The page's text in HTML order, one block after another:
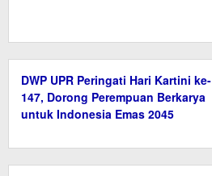
DWP UPR Peringati Hari Kartini ke-
147, Dorong Perempuan Berkarya
untuk Indonesia Emas 2045